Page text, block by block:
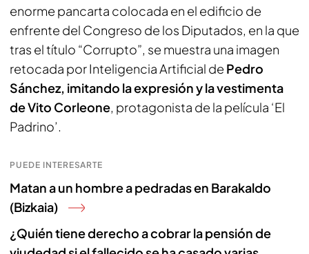
enorme pancarta colocada en el edificio de
enfrente del Congreso de los Diputados, en la que
tras el título “Corrupto”, se muestra una imagen
retocada por Inteligencia Artificial de Pedro
Sánchez, imitando la expresión y la vestimenta
de Vito Corleone, protagonista de la película ‘El
Padrino’.
PUEDE INTERESARTE
Matan a un hombre a pedradas en Barakaldo
(Bizkaia)
¿Quién tiene derecho a cobrar la pensión de